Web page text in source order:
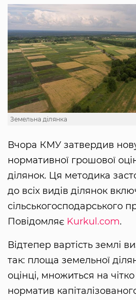
Земельна ділянка
Вчора КМУ затвердив
нормативної грошової
ділянок. Ця методика
до всіх видів ділянок
сільськогосподарського
Повідомляє Kurkul.com.
Відтепер вартість землі
так: площа земельної
оцінці, множиться на
норматив